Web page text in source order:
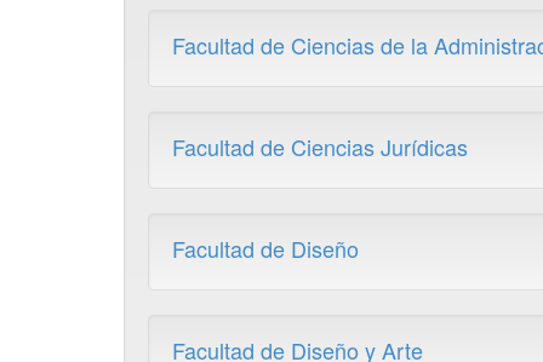
Facultad de Ciencias de la
Facultad de Ciencias Jurídicas
Facultad de Diseño
Facultad de Diseño y Arte